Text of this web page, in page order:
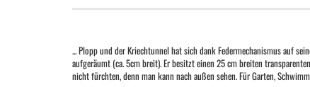
... Plopp und der Kriechtunnel hat sich dank Federmechanismus auf
aufgeräumt (ca. 5cm breit). Er besitzt einen 25 cm breiten
nicht fürchten, denn man kann nach außen sehen. Für Garten,